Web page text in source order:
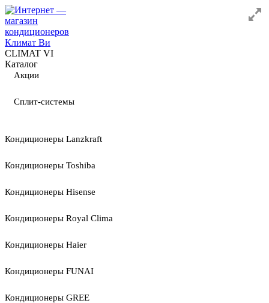
CLIMAT VI
Каталог
Акции
Сплит-системы
Кондиционеры Lanzkraft
Кондиционеры Toshiba
Кондиционеры Hisense
Кондиционеры Royal Clima
Кондиционеры Haier
Кондиционеры FUNAI
Кондиционеры GREE